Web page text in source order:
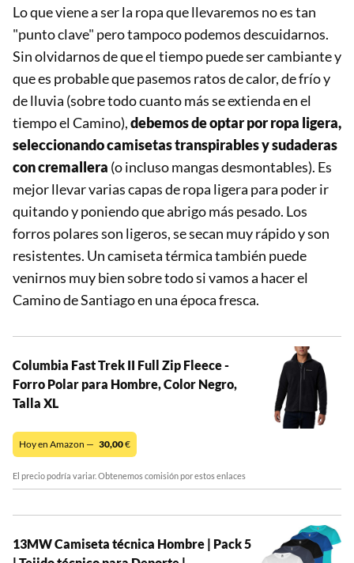
Lo que viene a ser la ropa que llevaremos no es tan
"punto clave" pero tampoco podemos descuidarnos.
Sin olvidarnos de que el tiempo puede ser cambiante y
que es probable que pasemos ratos de calor, de frío y
de lluvia (sobre todo cuanto más se extienda en el
tiempo el Camino),debemos de optar por ropa ligera,
seleccionando camisetas transpirables y sudaderas
con cremallera (o incluso mangas desmontables). Es
mejor llevar varias capas de ropa ligera para poder ir
quitando y poniendo que abrigo más pesado. Los
forros polares son ligeros, se secan muy rápido y son
resistentes. Un camiseta térmica también puede
venirnos muy bien sobre todo si vamos a hacer el
Camino de Santiago en una época fresca.
Columbia Fast Trek II Full Zip Fleece -
Forro Polar para Hombre, Color Negro,
Talla XL
Hoy en Amazon — 30,00€
El precio podría variar. Obtenemos comisión por estos enlaces
13MW Camiseta técnica Hombre | Pack 5